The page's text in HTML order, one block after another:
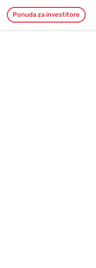
Ponuda za investitore